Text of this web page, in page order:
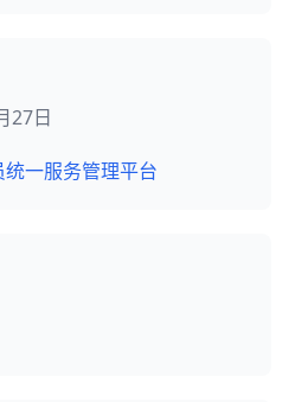
27日
一服务管理平台